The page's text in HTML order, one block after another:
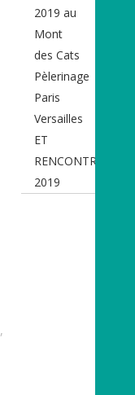
2019 au
Mont
des Cats
Pèlerinage
Paris
Versailles
ET
RENCONTRES
2019
,